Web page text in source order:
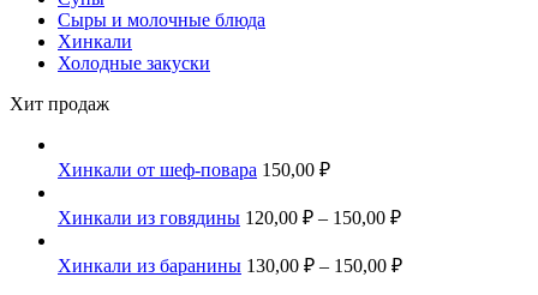
Сыры и молочные блюда
Хинкали
Холодные закуски
Хит продаж
Хинкали от шеф-повара 150,00 ₽
Хинкали из говядины 120,00 ₽ – 150,00 ₽
Хинкали из баранины 130,00 ₽ – 150,00 ₽